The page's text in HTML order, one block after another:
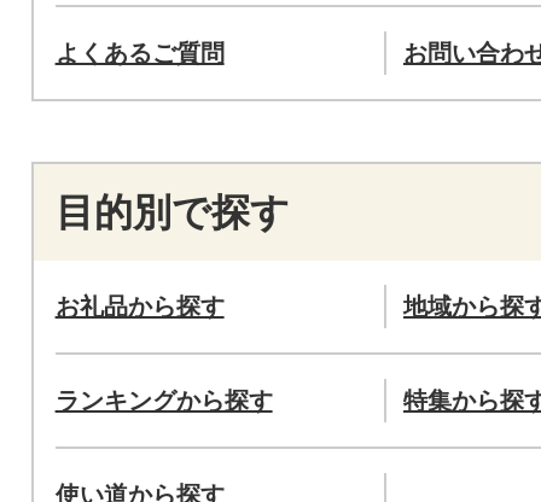
よくあるご質問 お問い合わ
目的別で探す
お礼品から探す 地域から探
ランキングから探す 特集から探
使い道から探す